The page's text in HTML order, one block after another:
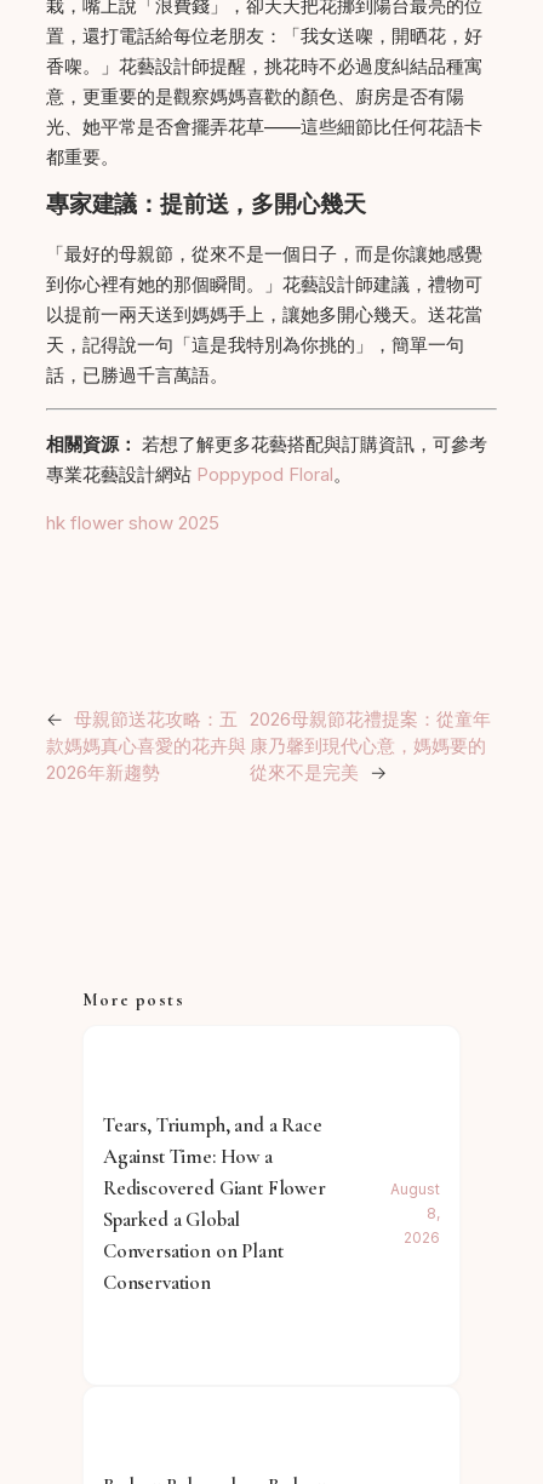
栽，嘴上說「浪費錢」，卻天天把花挪到陽台最亮的位
置，還打電話給每位老朋友：「我女送㗎，開晒花，好
香㗎。」花藝設計師提醒，挑花時不必過度糾結品種寓
意，更重要的是觀察媽媽喜歡的顏色、廚房是否有陽
光、她平常是否會擺弄花草——這些細節比任何花語卡
都重要。
專家建議：提前送，多開心幾天
「最好的母親節，從來不是一個日子，而是你讓她感覺
到你心裡有她的那個瞬間。」花藝設計師建議，禮物可
以提前一兩天送到媽媽手上，讓她多開心幾天。送花當
天，記得說一句「這是我特別為你挑的」，簡單一句
話，已勝過千言萬語。
相關資源： 若想了解更多花藝搭配與訂購資訊，可參考
專業花藝設計網站 Poppypod Floral。
hk flower show 2025
← 母親節送花攻略：五
款媽媽真心喜愛的花卉與
2026年新趨勢
2026母親節花禮提案：從童年
康乃馨到現代心意，媽媽要的
從來不是完美
→
More posts
Tears, Triumph, and a Race
Against Time: How a
Rediscovered Giant Flower
Sparked a Global
Conversation on Plant
Conservation
August
8,
2026